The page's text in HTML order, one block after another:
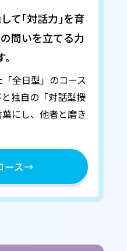
て｢対話力｣を育
問いを立てる力
全日型」のコース
独自の「対話型授
にし、他者と磨き
ース→